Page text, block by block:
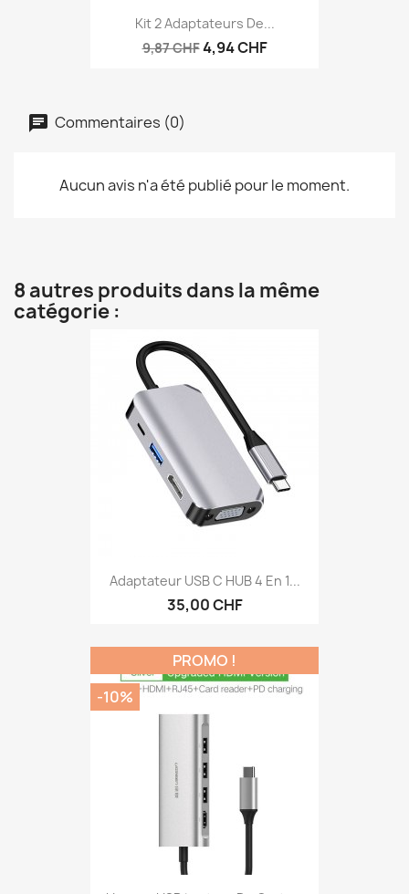
Kit 2 Adaptateurs De...
9,87 CHF4,94 CHF
Commentaires (0)
Aucun avis n'a été publié pour le moment.
8 autres produits dans la même
catégorie :
Adaptateur USB C HUB 4 En 1...
35,00 CHF
PROMO !
-10%